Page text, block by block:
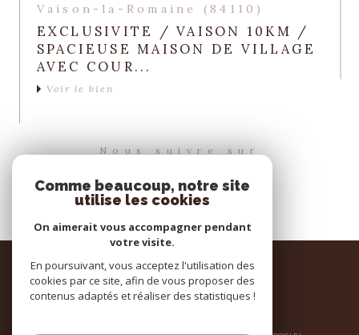
Vaison-la-Romaine (84110)
EXCLUSIVITE / VAISON 10KM /
SPACIEUSE MAISON DE VILLAGE
AVEC COUR...
Voir le bien
Nous suivre sur
Espace
PROPRIÉTAIRE
se connecter
Comme beaucoup, notre site
utilise les cookies
On aimerait vous accompagner pendant
votre visite.
En poursuivant, vous acceptez l'utilisation des
cookies par ce site, afin de vous proposer des
contenus adaptés et réaliser des statistiques !